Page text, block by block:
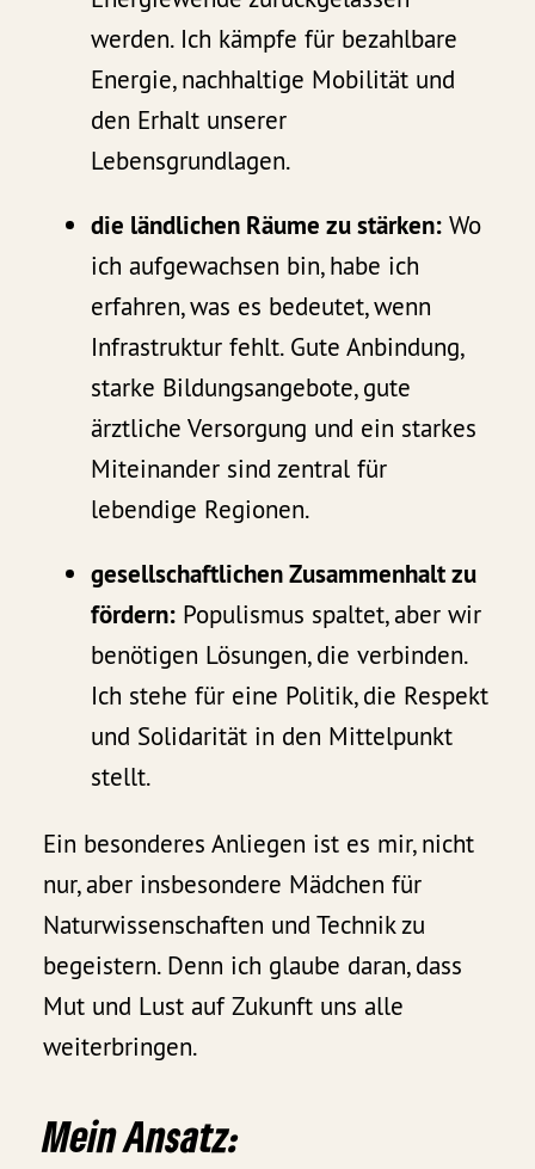
werden. Ich kämpfe für bezahlbare
Energie, nachhaltige Mobilität und
den Erhalt unserer
Lebensgrundlagen.
die ländlichen Räume zu stärken: Wo
ich aufgewachsen bin, habe ich
erfahren, was es bedeutet, wenn
Infrastruktur fehlt. Gute Anbindung,
starke Bildungsangebote, gute
ärztliche Versorgung und ein starkes
Miteinander sind zentral für
lebendige Regionen.
gesellschaftlichen Zusammenhalt zu
fördern: Populismus spaltet, aber wir
benötigen Lösungen, die verbinden.
Ich stehe für eine Politik, die Respekt
und Solidarität in den Mittelpunkt
stellt.
Ein besonderes Anliegen ist es mir, nicht
nur, aber insbesondere Mädchen für
Naturwissenschaften und Technik zu
begeistern. Denn ich glaube daran, dass
Mut und Lust auf Zukunft uns alle
weiterbringen.
Mein Ansatz: